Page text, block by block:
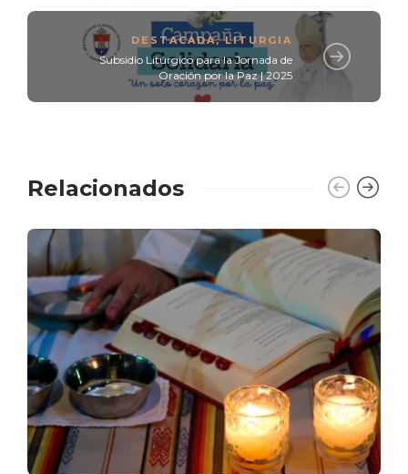
DESTACADA,LITURGIA
Subsidio Litúrgico para la Jornada de
Oración por la Paz | 2025
Relacionados